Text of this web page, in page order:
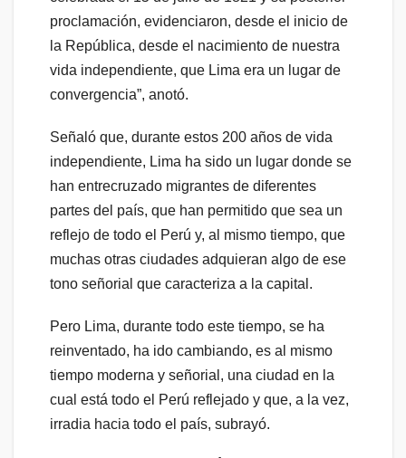
proclamación, evidenciaron, desde el inicio de
la República, desde el nacimiento de nuestra
vida independiente, que Lima era un lugar de
convergencia”, anotó.
Señaló que, durante estos 200 años de vida
independiente, Lima ha sido un lugar donde se
han entrecruzado migrantes de diferentes
partes del país, que han permitido que sea un
reflejo de todo el Perú y, al mismo tiempo, que
muchas otras ciudades adquieran algo de ese
tono señorial que caracteriza a la capital.
Pero Lima, durante todo este tiempo, se ha
reinventado, ha ido cambiando, es al mismo
tiempo moderna y señorial, una ciudad en la
cual está todo el Perú reflejado y que, a la vez,
irradia hacia todo el país, subrayó.